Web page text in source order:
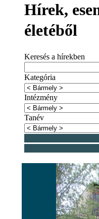
Hírek,
életéből
Keresés a hírekben
Kategória
Intézmény
Tanév